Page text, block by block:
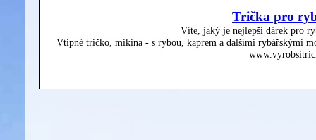
Trička pro
Víte, jaký je nejlepší dárek pro
Vtipné tričko, mikina - s rybou, kaprem a dalšími rybářskými